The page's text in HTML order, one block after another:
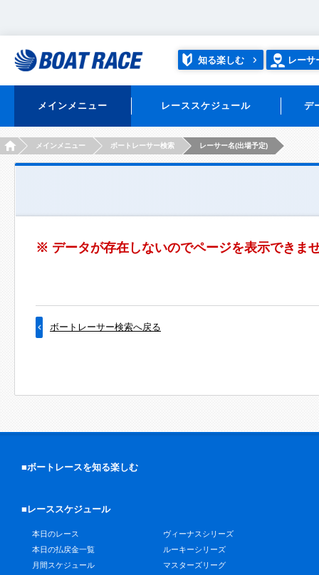
知る楽しむ レーサ
メインメニュー レーススケジュール デ
HOMEメインメニュー ボートレーサー検索 レーサー名(出場予定)
※ データが存在しないのでページを表示できま
ボートレーサー検索へ戻る
■ボートレースを知る楽しむ
■レーススケジュール
本日のレース
本日の払戻金一覧
月間スケジュール
ヴィーナスシリーズ
ルーキーシリーズ
マスターズリーグ